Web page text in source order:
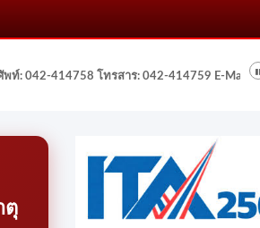
: 042-414758 โทรสาร: 042-414759 E-Mail:
ตุ